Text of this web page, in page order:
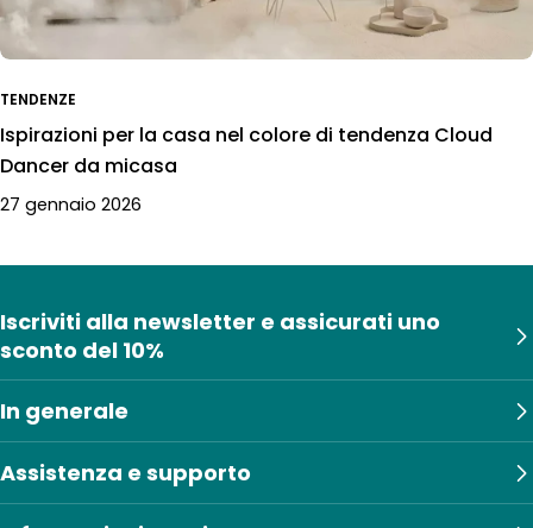
TENDENZE
Ispirazioni per la casa nel colore di tendenza Cloud
Dancer da micasa
27 gennaio 2026
In generale
Assistenza e supporto
Iscriviti alla newsletter e assicurati uno
sconto del 10%